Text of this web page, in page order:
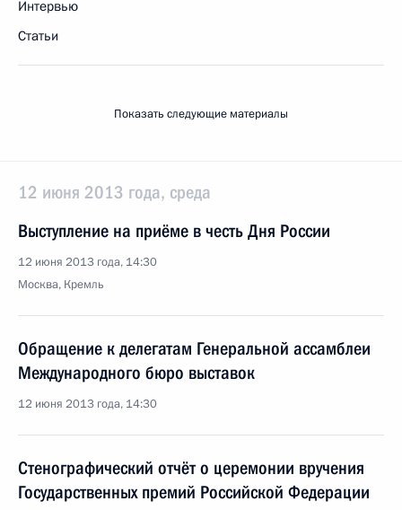
Интервью
Статьи
Показать следующие материалы
12 июня 2013 года, среда
Выступление на приёме в честь Дня России
12 июня 2013 года, 14:30
Москва, Кремль
Обращение к делегатам Генеральной ассамблеи
Международного бюро выставок
12 июня 2013 года, 14:30
Стенографический отчёт о церемонии вручения
Государственных премий Российской Федерации